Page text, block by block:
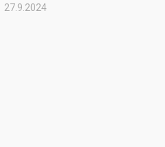
27.9.2024